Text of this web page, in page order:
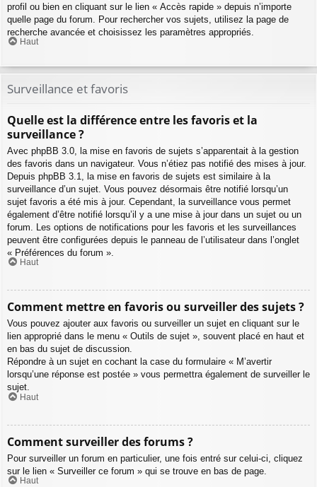
profil ou bien en cliquant sur le lien « Accès rapide » depuis n’importe
quelle page du forum. Pour rechercher vos sujets, utilisez la page de
recherche avancée et choisissez les paramètres appropriés.
Haut
Surveillance et favoris
Quelle est la différence entre les favoris et la
surveillance ?
Avec phpBB 3.0, la mise en favoris de sujets s’apparentait à la gestion
des favoris dans un navigateur. Vous n’étiez pas notifié des mises à jour.
Depuis phpBB 3.1, la mise en favoris de sujets est similaire à la
surveillance d’un sujet. Vous pouvez désormais être notifié lorsqu’un
sujet favoris a été mis à jour. Cependant, la surveillance vous permet
également d’être notifié lorsqu’il y a une mise à jour dans un sujet ou un
forum. Les options de notifications pour les favoris et les surveillances
peuvent être configurées depuis le panneau de l’utilisateur dans l’onglet
« Préférences du forum ».
Haut
Comment mettre en favoris ou surveiller des sujets ?
Vous pouvez ajouter aux favoris ou surveiller un sujet en cliquant sur le
lien approprié dans le menu « Outils de sujet », souvent placé en haut et
en bas du sujet de discussion.
Répondre à un sujet en cochant la case du formulaire « M’avertir
lorsqu’une réponse est postée » vous permettra également de surveiller le
sujet.
Haut
Comment surveiller des forums ?
Pour surveiller un forum en particulier, une fois entré sur celui-ci, cliquez
sur le lien « Surveiller ce forum » qui se trouve en bas de page.
Haut